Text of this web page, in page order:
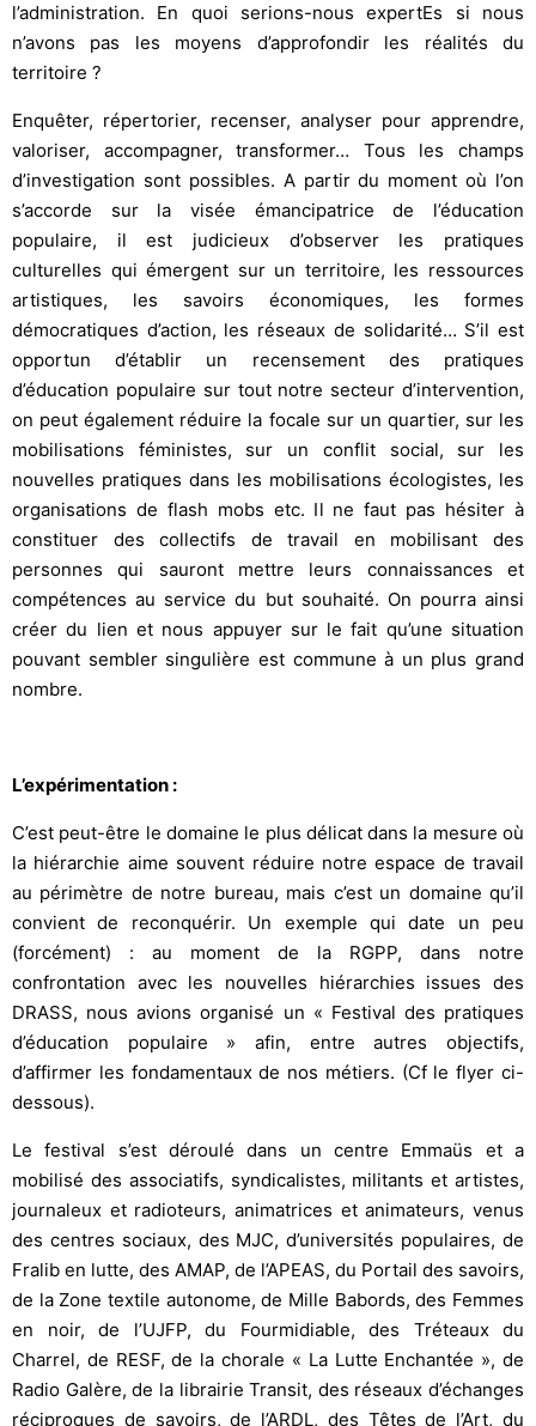
l’administration. En quoi serions-nous expertEs si nous
n’avons pas les moyens d’approfondir les réalités du
territoire ?
Enquêter, répertorier, recenser, analyser pour apprendre,
valoriser, accompagner, transformer… Tous les champs
d’investigation sont possibles. A partir du moment où l’on
s’accorde sur la visée émancipatrice de l’éducation
populaire, il est judicieux d’observer les pratiques
culturelles qui émergent sur un territoire, les ressources
artistiques, les savoirs économiques, les formes
démocratiques d’action, les réseaux de solidarité… S’il est
opportun d’établir un recensement des pratiques
d’éducation populaire sur tout notre secteur d’intervention,
on peut également réduire la focale sur un quartier, sur les
mobilisations féministes, sur un conflit social, sur les
nouvelles pratiques dans les mobilisations écologistes, les
organisations de flash mobs etc. Il ne faut pas hésiter à
constituer des collectifs de travail en mobilisant des
personnes qui sauront mettre leurs connaissances et
compétences au service du but souhaité. On pourra ainsi
créer du lien et nous appuyer sur le fait qu’une situation
pouvant sembler singulière est commune à un plus grand
nombre.
L’expérimentation :
C’est peut-être le domaine le plus délicat dans la mesure où
la hiérarchie aime souvent réduire notre espace de travail
au périmètre de notre bureau, mais c’est un domaine qu’il
convient de reconquérir. Un exemple qui date un peu
(forcément) : au moment de la RGPP, dans notre
confrontation avec les nouvelles hiérarchies issues des
DRASS, nous avions organisé un « Festival des pratiques
d’éducation populaire » afin, entre autres objectifs,
d’affirmer les fondamentaux de nos métiers. (Cf le flyer ci-
dessous).
Le festival s’est déroulé dans un centre Emmaüs et a
mobilisé des associatifs, syndicalistes, militants et artistes,
journaleux et radioteurs, animatrices et animateurs, venus
des centres sociaux, des MJC, d’universités populaires, de
Fralib en lutte, des AMAP, de l’APEAS, du Portail des savoirs,
de la Zone textile autonome, de Mille Babords, des Femmes
en noir, de l’UJFP, du Fourmidiable, des Tréteaux du
Charrel, de RESF, de la chorale « La Lutte Enchantée », de
Radio Galère, de la librairie Transit, des réseaux d’échanges
réciproques de savoirs, de l’ARDL, des Têtes de l’Art, du